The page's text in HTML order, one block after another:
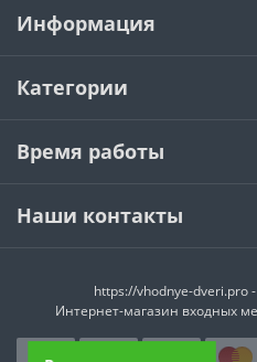
Информация
Категории
Время работы
Наши контакты
https://vhodnye-
Интернет-магазин входных